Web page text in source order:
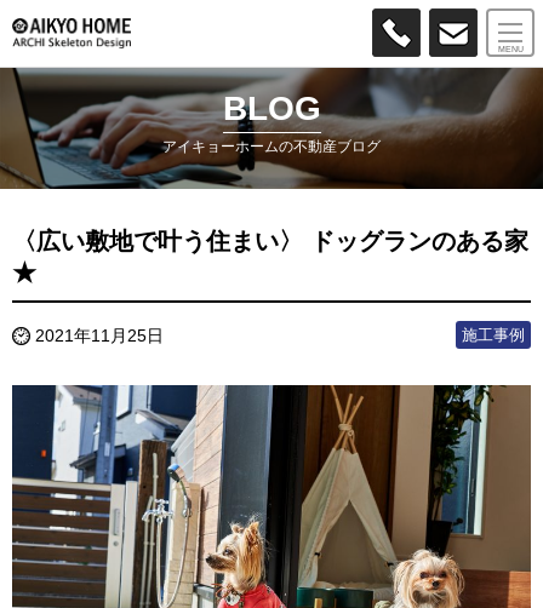
BLOG
アイキョーホームの不動産ブログ
〈広い敷地で叶う住まい〉 ドッグランのある家
★
2021年11月25日 施工事例
MENU